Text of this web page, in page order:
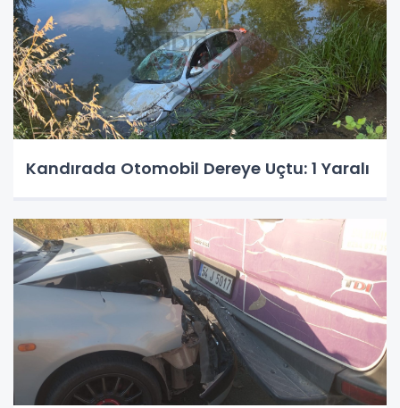
Kandırada Otomobil Dereye Uçtu: 1 Yaralı